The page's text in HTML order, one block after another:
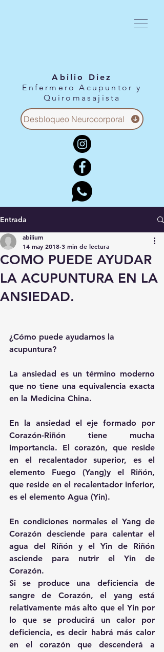
Abilio Diez
Enfermero Acupuntor y
Quiromasajista
Desbloqueo Neurocorporal
Entrada
COMO PUEDE AYUDAR
LA ACUPUNTURA EN LA
ANSIEDAD.
abilium
14 may 2018 3 min de lectura
¿Cómo puede ayudarnos la
acupuntura?
La ansiedad es un término moderno
que no tiene una equivalencia exacta
en la Medicina China.
En la ansiedad el eje formado por
Corazón-Riñón tiene mucha
importancia. El corazón, que reside
en el recalentador superior, es el
elemento Fuego (Yang)y el Riñón,
que reside en el recalentador inferior,
es el elemento Agua (Yin).
En condiciones normales el Yang de
Corazón desciende para calentar el
agua del Riñón y el Yin de Riñón
asciende para nutrir el Yin de
Corazón.
Si se produce una deficiencia de
sangre de Corazón, el yang está
relativamente más alto que el Yin por
lo que se producirá un calor por
deficiencia, es decir habrá más calor
en el corazón que descenderá a